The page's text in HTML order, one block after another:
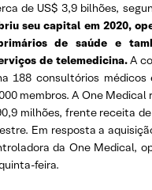
de US$ 3,9 bilhões,
seu capital em 2020,
de saúde e
de telemedicina.A
188 consultórios
membros. A One Medical
milhões, frente receita
Em resposta a
da One Medical,
feira.